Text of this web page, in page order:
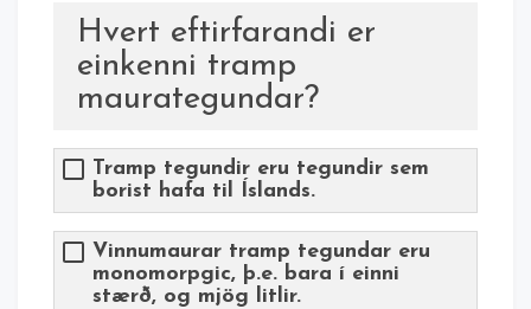
Hvert eftirfarandi er
einkenni tramp
maurategundar?
Tramp tegundir eru tegundir sem
borist hafa til Íslands.
Vinnumaurar tramp tegundar eru
monomorpgic, þ.e. bara í einni
stærð, og mjög litlir.